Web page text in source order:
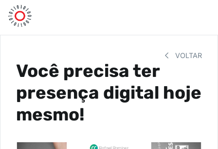
VOLTAR
Você precisa ter
presença digital hoje
mesmo!